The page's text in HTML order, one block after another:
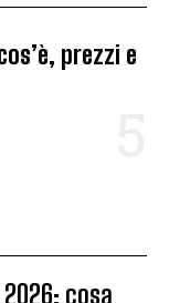
prezzi e
cosa